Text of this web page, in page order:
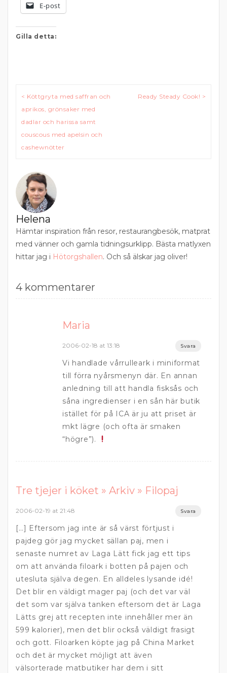
E-post
Gilla detta:
Inläggsnavigering
< Köttgryta med saffran och
aprikos, grönsaker med
dadlar och harissa samt
couscous med apelsin och
cashewnötter
Ready Steady Cook! >
Helena
Hämtar inspiration från resor, restaurangbesök, matprat
med vänner och gamla tidningsurklipp. Bästa matlyxen
hittar jag i Hötorgshallen. Och så älskar jag oliver!
4 kommentarer
Maria
2006-02-18 at 13:18 Svara
Vi handlade vårrulleark i miniformat
till förra nyårsmenyn där. En annan
anledning till att handla fisksås och
såna ingredienser i en sån här butik
istället för på ICA är ju att priset är
mkt lägre (och ofta är smaken
“högre”).
Tre tjejer i köket » Arkiv » Filopaj
2006-02-19 at 21:48 Svara
[…] Eftersom jag inte är så värst förtjust i
pajdeg gör jag mycket sällan paj, men i
senaste numret av Laga Lätt fick jag ett tips
om att använda filoark i botten på pajen och
utesluta själva degen. En alldeles lysande idé!
Det blir en väldigt mager paj (och det var väl
det som var själva tanken eftersom det är Laga
Lätts grej att recepten inte innehåller mer än
599 kalorier), men det blir också väldigt frasigt
och gott. Filoarken köpte jag på China Market
och det är mycket möjligt att även
välsorterade matbutiker har dem i sitt